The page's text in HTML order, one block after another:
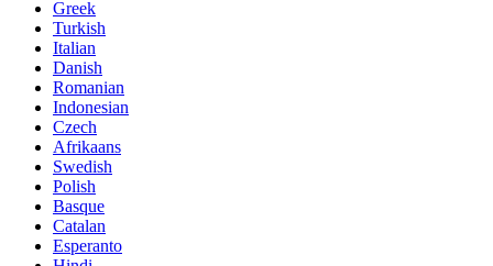
Greek
Turkish
Italian
Danish
Romanian
Indonesian
Czech
Afrikaans
Swedish
Polish
Basque
Catalan
Esperanto